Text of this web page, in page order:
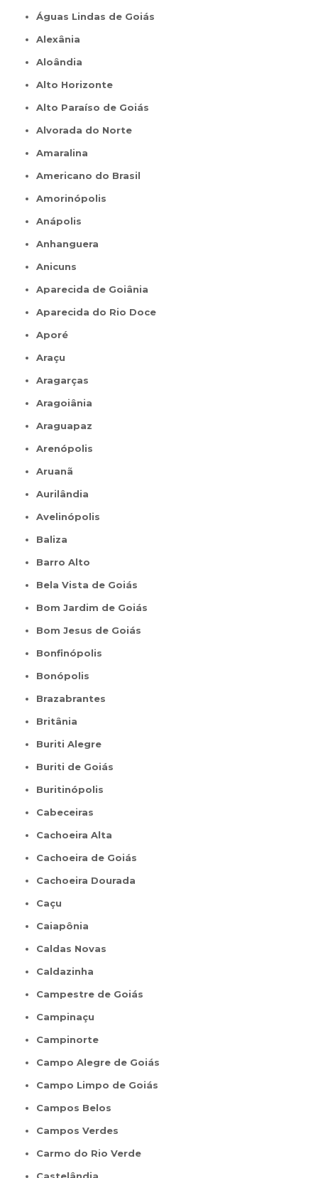
Águas Lindas de Goiás
Alexânia
Aloândia
Alto Horizonte
Alto Paraíso de Goiás
Alvorada do Norte
Amaralina
Americano do Brasil
Amorinópolis
Anápolis
Anhanguera
Anicuns
Aparecida de Goiânia
Aparecida do Rio Doce
Aporé
Araçu
Aragarças
Aragoiânia
Araguapaz
Arenópolis
Aruanã
Aurilândia
Avelinópolis
Baliza
Barro Alto
Bela Vista de Goiás
Bom Jardim de Goiás
Bom Jesus de Goiás
Bonfinópolis
Bonópolis
Brazabrantes
Britânia
Buriti Alegre
Buriti de Goiás
Buritinópolis
Cabeceiras
Cachoeira Alta
Cachoeira de Goiás
Cachoeira Dourada
Caçu
Caiapônia
Caldas Novas
Caldazinha
Campestre de Goiás
Campinaçu
Campinorte
Campo Alegre de Goiás
Campo Limpo de Goiás
Campos Belos
Campos Verdes
Carmo do Rio Verde